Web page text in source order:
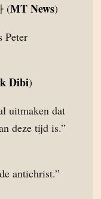
(MT News)
Peter
Dibi)
uitmaken dat
deze tijd is.”
antichrist.”